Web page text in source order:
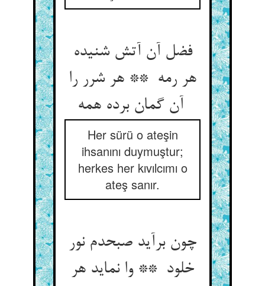
فضل آن آتش شنیده
هر رمه ** هر شرر را
Her sürü o ateşin
ihsanını duymuştur;
herkes her kıvılcımı o
ateş sanır.
چون برآید صبحدم نور
خلود ** وا نماید هر